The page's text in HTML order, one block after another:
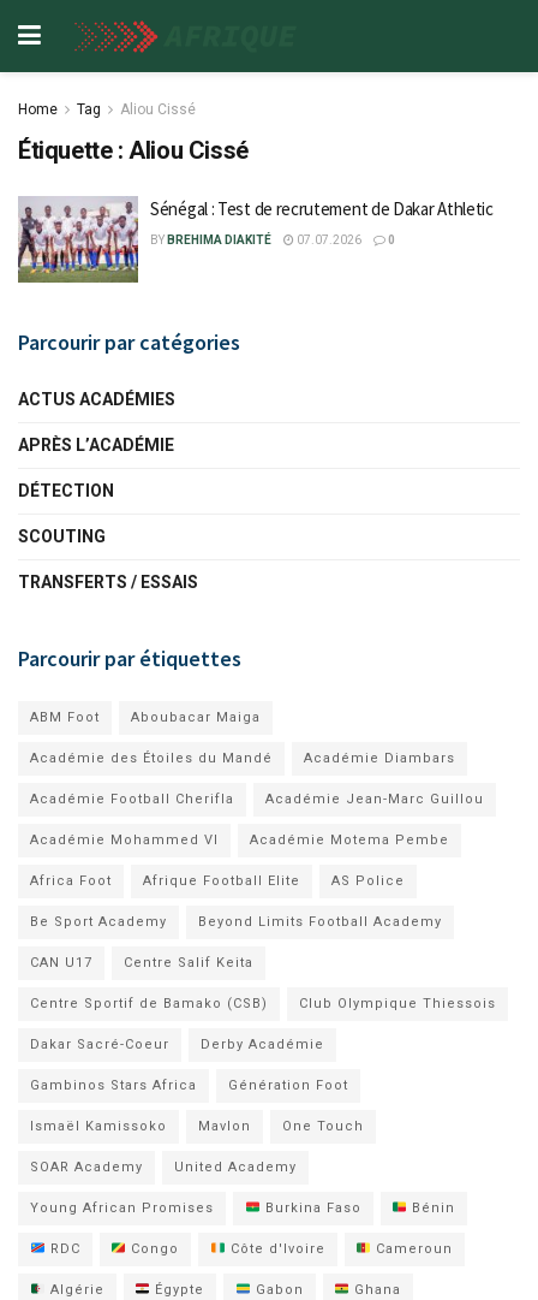
Home Tag Aliou Cissé
Étiquette :Aliou Cissé
Sénégal : Test de recrutement de Dakar Athletic
BY BREHIMA DIAKITÉ 07.07.2026 0
Parcourir par catégories
ACTUS ACADÉMIES
APRÈS L’ACADÉMIE
DÉTECTION
SCOUTING
TRANSFERTS / ESSAIS
Parcourir par étiquettes
ABM Foot Aboubacar Maiga
Académie des Étoiles du Mandé Académie Diambars
Académie Football Cherifla Académie Jean-Marc Guillou
Académie Mohammed VI Académie Motema Pembe
Africa Foot Afrique Football Elite AS Police
Be Sport Academy Beyond Limits Football Academy
CAN U17 Centre Salif Keita
Centre Sportif de Bamako (CSB) Club Olympique Thiessois
Dakar Sacré-Coeur Derby Académie
Gambinos Stars Africa Génération Foot
Ismaël Kamissoko Mavlon One Touch
SOAR Academy United Academy
Young African Promises Burkina Faso Bénin
RDC Congo Côte d'Ivoire Cameroun
Algérie Égypte Gabon Ghana